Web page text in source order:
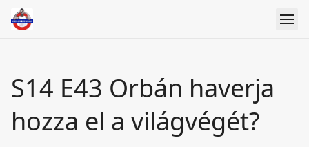
S14 E43 Orbán haverja
hozza el a világvégét?